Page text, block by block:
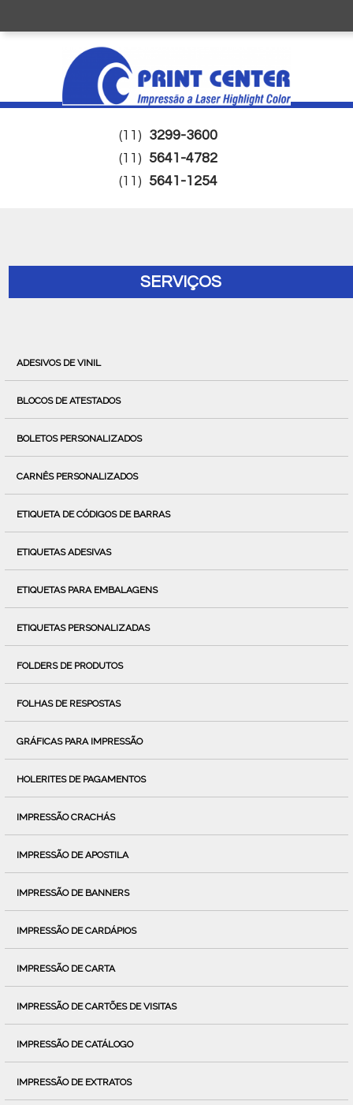
(11) 3299-3600
(11) 5641-4782
(11) 5641-1254
SERVIÇOS
ADESIVOS DE VINIL
BLOCOS DE ATESTADOS
BOLETOS PERSONALIZADOS
CARNÊS PERSONALIZADOS
ETIQUETA DE CÓDIGOS DE BARRAS
ETIQUETAS ADESIVAS
ETIQUETAS PARA EMBALAGENS
ETIQUETAS PERSONALIZADAS
FOLDERS DE PRODUTOS
FOLHAS DE RESPOSTAS
GRÁFICAS PARA IMPRESSÃO
HOLERITES DE PAGAMENTOS
IMPRESSÃO CRACHÁS
IMPRESSÃO DE APOSTILA
IMPRESSÃO DE BANNERS
IMPRESSÃO DE CARDÁPIOS
IMPRESSÃO DE CARTA
IMPRESSÃO DE CARTÕES DE VISITAS
IMPRESSÃO DE CATÁLOGO
IMPRESSÃO DE EXTRATOS